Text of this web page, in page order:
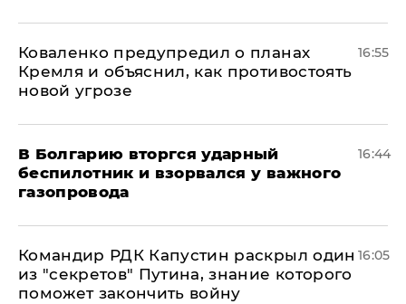
Коваленко предупредил о планах
Кремля и объяснил, как противостоять
новой угрозе
16:55
В Болгарию вторгся ударный
беспилотник и взорвался у важного
газопровода
16:44
Командир РДК Капустин раскрыл один
из "секретов" Путина, знание которого
поможет закончить войну
16:05